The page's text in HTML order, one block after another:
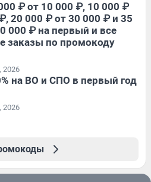
₽ от 10 000 ₽, 10 000 ₽
20 000 ₽ от 30 000 ₽ и 35
000 ₽ на первый и все
заказы по промокоду
2026
на ВО и СПО в первый год
2026